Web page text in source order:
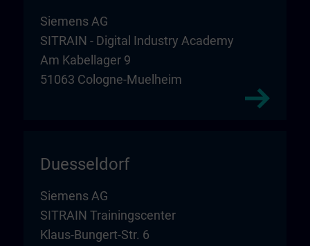
Siemens AG
SITRAIN - Digital Industry Academy
Am Kabellager 9
51063 Cologne-Muelheim
Duesseldorf
Siemens AG
SITRAIN Trainingscenter
Klaus-Bungert-Str. 6